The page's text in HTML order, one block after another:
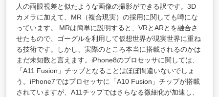
人の両眼視差と似たような画像の撮影ができる訳です。3D
カメラに加えて、MR（複合現実）の採用に関しても噂にな
っています。 MRは簡単に説明すると、VRとARとを融合さ
せたもので、ゴーグルを利用して仮想世界が現実世界に重ね
る技術です。しかし、実際のところ本当に搭載されるのかは
まだ未知数と言えます。iPhone8のプロセッサに関しては、
「A11 Fusion」チップとなることはほぼ間違いないでしょ
う。iPhone7ではプロセッサに「A10 Fusion」チップが搭載
されていますが、A11チップではさらなる微細化が加速し、